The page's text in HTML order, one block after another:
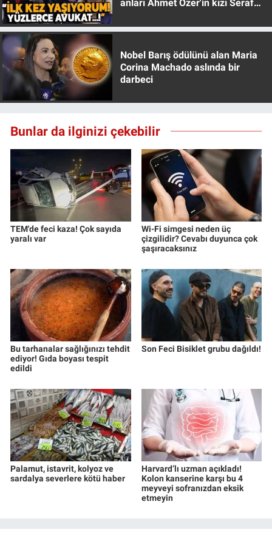
anları Ahmet Özer'in kızı Seraf
Nobel Barış ödülünü alan Maria
Corina Machado aslında bir
darbeci
Bunlar da ilginizi çekebilir
TEM'de feci kaza! Çok sayıda
yaralı var
Wi-Fi simgesi neden üç
çizgilidir? Cevabı duyunca çok
şaşıracaksınız
Bu tarhanalar sağlığınızı tehdit
ediyor! Gıda boyası tespit
edildi
Son Feci Bisiklet grubu dağıldı!
Palamut, istavrit, kolyoz ve
sardalya severlere kötü haber
Harvard’lı uzman açıkladı!
Kolon kanserine karşı bu 4
meyveyi sofranızdan eksik
etmeyin